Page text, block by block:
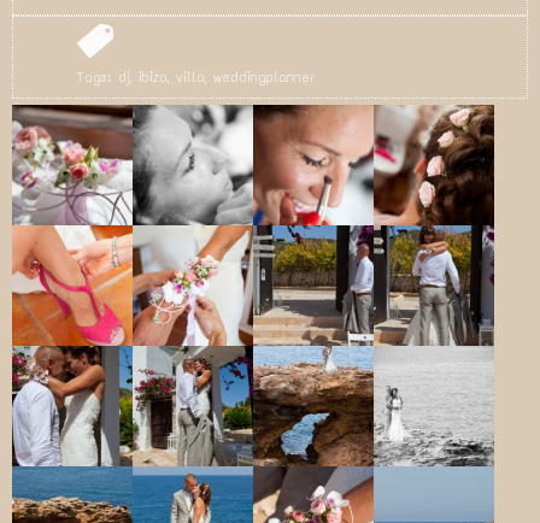
Tags: dj, ibiza, villa, weddingplanner